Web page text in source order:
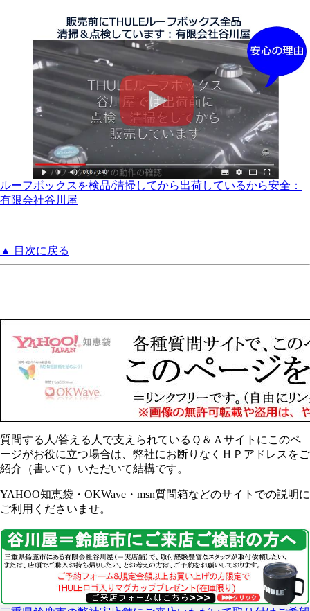
ルーフボックスを検品/清掃してから出荷しているから安全：
有限会社谷川屋
▲ 目次に戻る
質問する人/答える人で支えられているＱ＆Ａサイトにこのペ
ージがお役に立つ場合は、弊社にお断りなくＨＰアドレスをご
紹介（書いて）いただいて結構です。
YAHOO知恵袋・OKWave・msn質問箱などのサイトでの説明に
ご利用くださいませ。